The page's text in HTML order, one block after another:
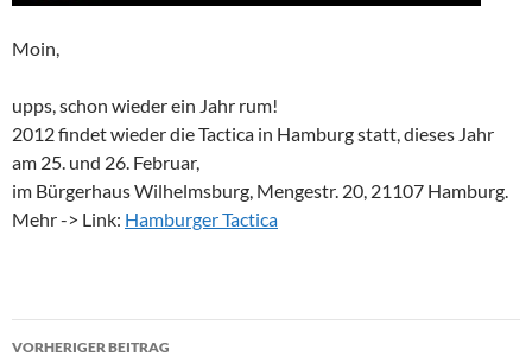
Moin,
upps, schon wieder ein Jahr rum!
2012 findet wieder die Tactica in Hamburg statt, dieses Jahr
am 25. und 26. Februar,
im Bürgerhaus Wilhelmsburg, Mengestr. 20, 21107 Hamburg.
Mehr -> Link: Hamburger Tactica
Beitragsnavigation
VORHERIGER BEITRAG